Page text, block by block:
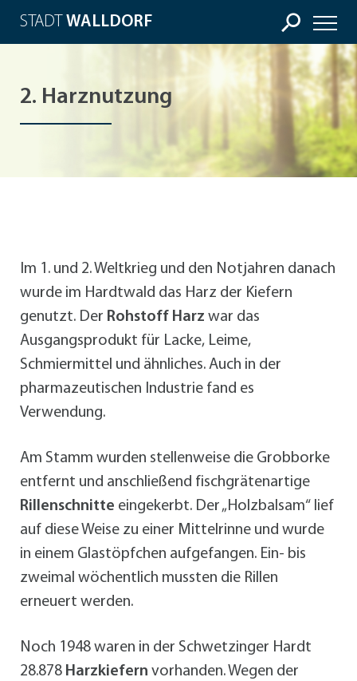
STADT WALLDORF
2. Harznutzung
Im 1. und 2. Weltkrieg und den Notjahren danach
wurde im Hardtwald das Harz der Kiefern
genutzt. Der Rohstoff Harz war das
Ausgangsprodukt für Lacke, Leime,
Schmiermittel und ähnliches. Auch in der
pharmazeutischen Industrie fand es
Verwendung.
Am Stamm wurden stellenweise die Grobborke
entfernt und anschließend fischgrätenartige
Rillenschnitte eingekerbt. Der „Holzbalsam“ lief
auf diese Weise zu einer Mittelrinne und wurde
in einem Glastöpfchen aufgefangen. Ein- bis
zweimal wöchentlich mussten die Rillen
erneuert werden.
Noch 1948 waren in der Schwetzinger Hardt
28.878 Harzkiefern vorhanden. Wegen der